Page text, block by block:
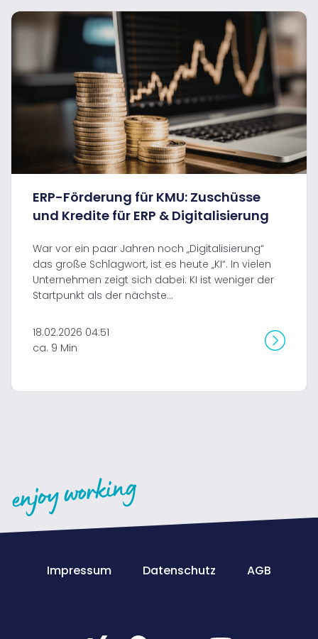
ERP-Förderung für KMU: Zuschüsse
und Kredite für ERP & Digitalisierung
War vor ein paar Jahren noch „Digitalisierung“
das große Schlagwort, ist es heute „KI“. In vielen
Unternehmen zeigt sich dabei: KI ist weniger der
Startpunkt als der nächste...
18.02.2026 04:51
ca. 9 Min
Impressum Datenschutz AGB